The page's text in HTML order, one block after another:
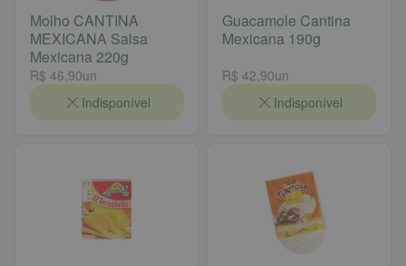
Molho CANTINA
MEXICANA Salsa
Mexicana 220g
R$ 46,90un
Indisponível
Guacamole Cantina
Mexicana 190g
R$ 42,90un
Indisponível